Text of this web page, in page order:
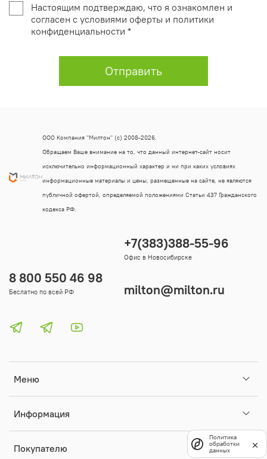
Настоящим подтверждаю, что я ознакомлен и
согласен с условиями оферты и политики
конфиденциальности *
Отправить
Меню
Информация
Покупателю
8 800 550 46 98
Беслатно по всей РФ
+7(383)388-55-96
Офис в Новосибирске
milton@milton.ru
ООО Компания "Милтон" (с) 2008-2026.
Обращаем Ваше внимание на то, что данный интернет-сайт носит
исключительно информационный характер и ни при каких условиях
информационные материалы и цены, размещенные на сайте, не являются
публичной офертой, определяемой положениями Статьи 437 Гражданского
кодекса РФ.
Политика
обработки
данных